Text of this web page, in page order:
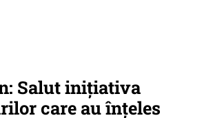
Salut inițiativa
care au înțeles